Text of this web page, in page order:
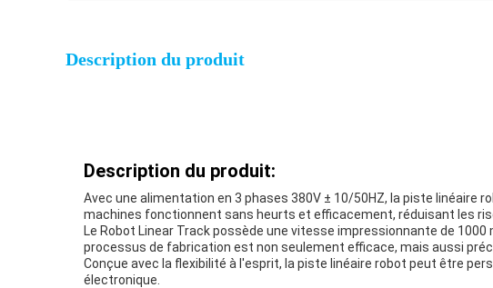
Description du produit
Description du produit:
Avec une alimentation en 3 phases 380V ± 10/50HZ, la piste
machines fonctionnent sans heurts et efficacement, réduisant les
Le Robot Linear Track possède une vitesse impressionnante de
processus de fabrication est non seulement efficace, mais aussi
Conçue avec la flexibilité à l'esprit, la piste linéaire robot peut être
électronique.